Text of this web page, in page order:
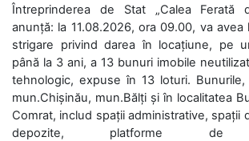
Întreprinderea de Stat „Calea Ferată
anunță: la 11.08.2026, ora 09.00, va avea
strigare privind darea în locațiune, pe
până la 3 ani, a 13 bunuri imobile
tehnologic, expuse în 13 loturi. Bunurile,
mun.Chișinău, mun.Bălți și în localitatea
Comrat, includ spații administrative, spații
depozite, platforme de